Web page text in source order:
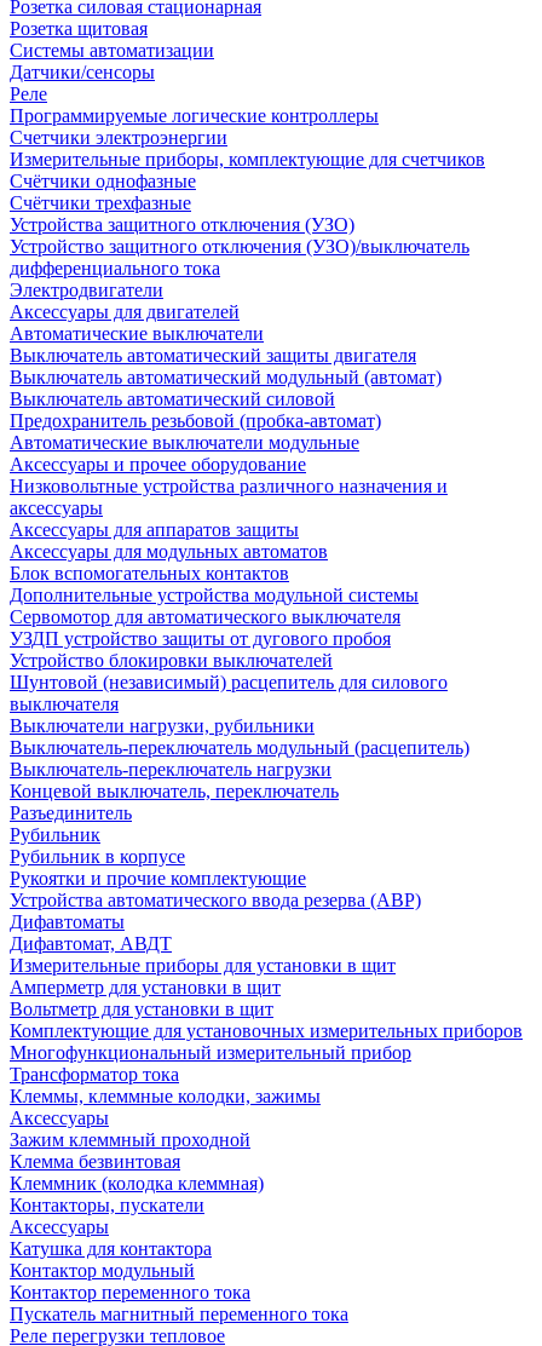
Розетка силовая стационарная
Розетка щитовая
Системы автоматизации
Датчики/сенсоры
Реле
Программируемые логические контроллеры
Счетчики электроэнергии
Измерительные приборы, комплектующие для счетчиков
Счётчики однофазные
Счётчики трехфазные
Устройства защитного отключения (УЗО)
Устройство защитного отключения (УЗО)/выключатель
дифференциального тока
Электродвигатели
Аксессуары для двигателей
Автоматические выключатели
Выключатель автоматический защиты двигателя
Выключатель автоматический модульный (автомат)
Выключатель автоматический силовой
Предохранитель резьбовой (пробка-автомат)
Автоматические выключатели модульные
Аксессуары и прочее оборудование
Низковольтные устройства различного назначения и
аксессуары
Аксессуары для аппаратов защиты
Аксессуары для модульных автоматов
Блок вспомогательных контактов
Дополнительные устройства модульной системы
Сервомотор для автоматического выключателя
УЗДП устройство защиты от дугового пробоя
Устройство блокировки выключателей
Шунтовой (независимый) расцепитель для силового
выключателя
Выключатели нагрузки, рубильники
Выключатель-переключатель модульный (расцепитель)
Выключатель-переключатель нагрузки
Концевой выключатель, переключатель
Разъединитель
Рубильник
Рубильник в корпусе
Рукоятки и прочие комплектующие
Устройства автоматического ввода резерва (АВР)
Дифавтоматы
Дифавтомат, АВДТ
Измерительные приборы для установки в щит
Амперметр для установки в щит
Вольтметр для установки в щит
Комплектующие для установочных измерительных приборов
Многофункциональный измерительный прибор
Трансформатор тока
Клеммы, клеммные колодки, зажимы
Аксессуары
Зажим клеммный проходной
Клемма безвинтовая
Клеммник (колодка клеммная)
Контакторы, пускатели
Аксессуары
Катушка для контактора
Контактор модульный
Контактор переменного тока
Пускатель магнитный переменного тока
Реле перегрузки тепловое